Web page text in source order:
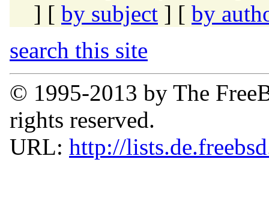
] [ by subject ] [ by
search this site
© 1995-2013 by The
rights reserved.
URL: http://